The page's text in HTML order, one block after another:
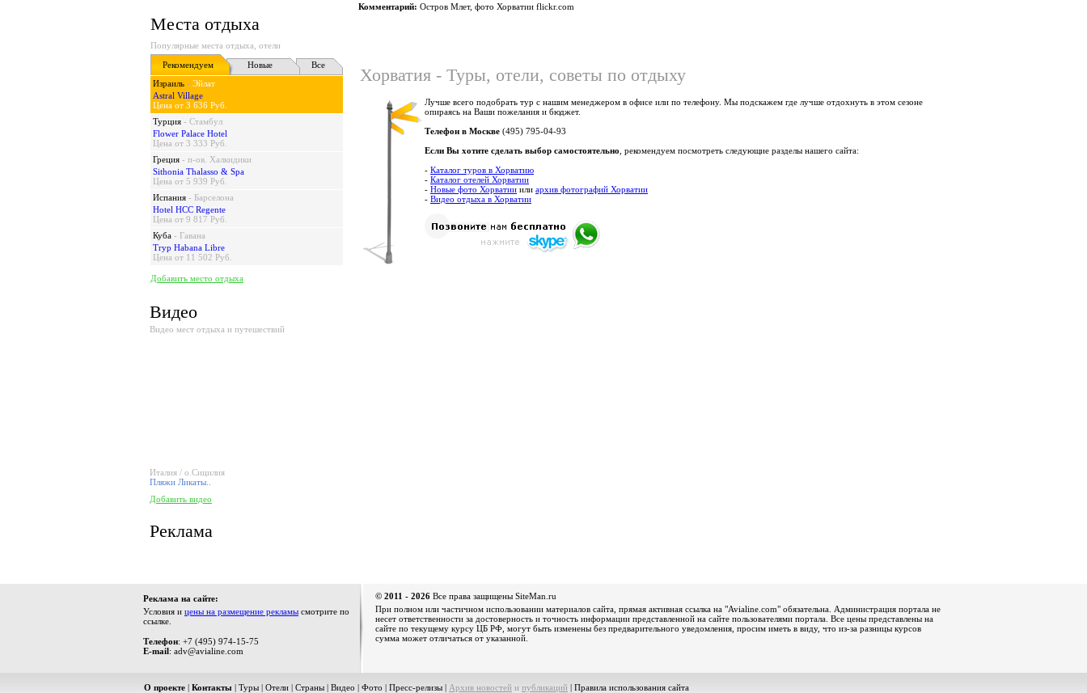
Места отдыха
Популярные места отдыха, отели
Рекомендуем
Новые
Все
Израиль - Эйлат
Astral Village
Цена от 3 636 Руб.
Турция - Стамбул
Flower Palace Hotel
Цена от 3 333 Руб.
Греция - п-ов. Халкидики
Sithonia Thalasso & Spa
Цена от 5 939 Руб.
Испания - Барселона
Hotel HCC Regente
Цена от 9 817 Руб.
Куба - Гавана
Tryp Habana Libre
Цена от 11 502 Руб.
Добавить место отдыха
Видео
Видео мест отдыха и путешествий
Италия / о.Сицилия
Пляжи Ликаты..
Добавить видео
Реклама
Комментарий: Остров Млет, фото Хорватии flickr.com
Хорватия - Туры, отели, советы по отдыху
Лучше всего подобрать тур с нашим менеджером в офисе или по телефону. Мы подскажем где лучше отдохнуть в этом сезоне
опираясь на Ваши пожелания и бюджет.
Телефон в Москве (495) 795-04-93
Если Вы хотите сделать выбор самостоятельно , рекомендуем посмотреть следующие разделы нашего сайта:
- Каталог туров в Хорватию
- Каталог отелей Хорватии
- Новые фото Хорватии или архив фотографий Хорватии
- Видео отдыха в Хорватии
Реклама на сайте:
Условия и цены на размещение рекламы смотрите по
ссылке.
Телефон: +7 (495) 974-15-75
E-mail: adv@avialine.com
© 2011 - 2026 Все права защищены SiteMan.ru
При полном или частичном использовании материалов сайта, прямая активная ссылка на "Avialine.com" обязательна. Администрация портала не
несет ответственности за достоверность и точность информации представленной на сайте пользователями портала. Все цены представлены на
сайте по текущему курсу ЦБ РФ, могут быть изменены без предварительного уведомления, просим иметь в виду, что из-за разницы курсов
сумма может отличаться от указанной.
О проекте | Контакты | Туры | Отели | Страны | Видео | Фото | Пресс-релизы | Архив новостей и публикаций | Правила использования сайта